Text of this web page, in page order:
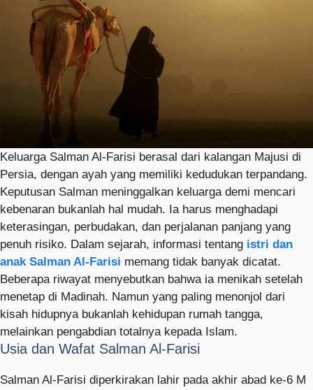
Keluarga Salman Al-Farisi berasal dari kalangan Majusi di
Persia, dengan ayah yang memiliki kedudukan terpandang.
Keputusan Salman meninggalkan keluarga demi mencari
kebenaran bukanlah hal mudah. Ia harus menghadapi
keterasingan, perbudakan, dan perjalanan panjang yang
penuh risiko. Dalam sejarah, informasi tentang istri dan
anak Salman Al-Farisi memang tidak banyak dicatat.
Beberapa riwayat menyebutkan bahwa ia menikah setelah
menetap di Madinah. Namun yang paling menonjol dari
kisah hidupnya bukanlah kehidupan rumah tangga,
melainkan pengabdian totalnya kepada Islam.
Usia dan Wafat Salman Al-Farisi
Salman Al-Farisi diperkirakan lahir pada akhir abad ke-6 M